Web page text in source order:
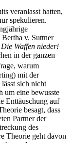
veranlasst hatten,
spekulieren.
v. Suttner
Die Waffen nieder!
in der ganzen
warum
mit der
sich nicht
um eine bewusste
Enttäuschung auf
besagt, dass
Partner der
des
Theorie geht davon